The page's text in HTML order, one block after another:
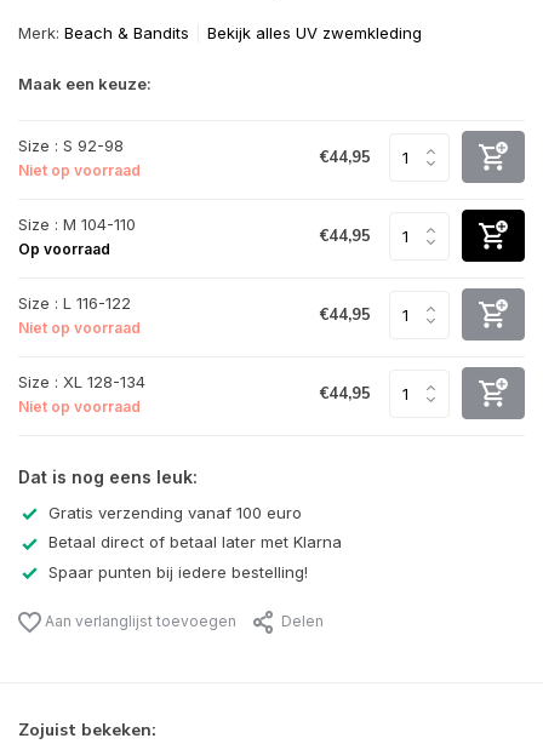
Merk: Beach & Bandits Bekijk alles UV zwemkleding
Maak een keuze:
Size : S 92-98
Niet op voorraad
€44,95
Size : M 104-110
Op voorraad
€44,95
Size : L 116-122
Niet op voorraad
€44,95
Size : XL 128-134
Niet op voorraad
€44,95
Dat is nog eens leuk:
Gratis verzending vanaf 100 euro
Betaal direct of betaal later met Klarna
Spaar punten bij iedere bestelling!
Aan verlanglijst toevoegen Delen
Zojuist bekeken: